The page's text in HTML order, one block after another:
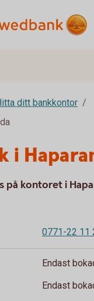
ditt bankkontor
i
på kontoret i
0771-22 11
Endast
Endast